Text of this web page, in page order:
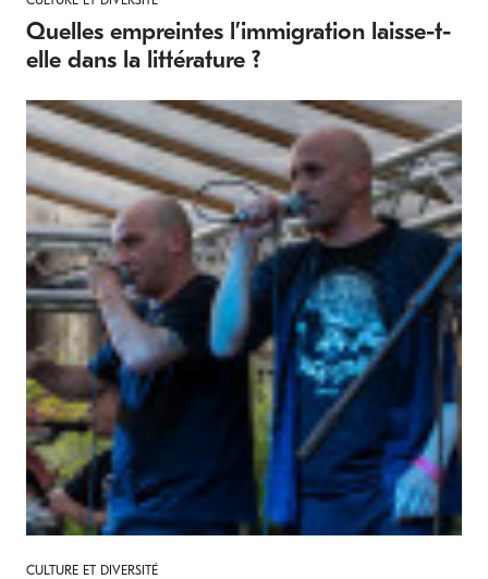
Quelles empreintes l’immigration laisse-t-
elle dans la littérature ?
CULTURE ET DIVERSITÉ